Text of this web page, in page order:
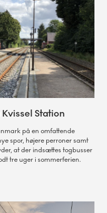
Station
på en omfattende
spor, højere perroner samt
at der indsættes togbusser
tre uger i sommerferien.